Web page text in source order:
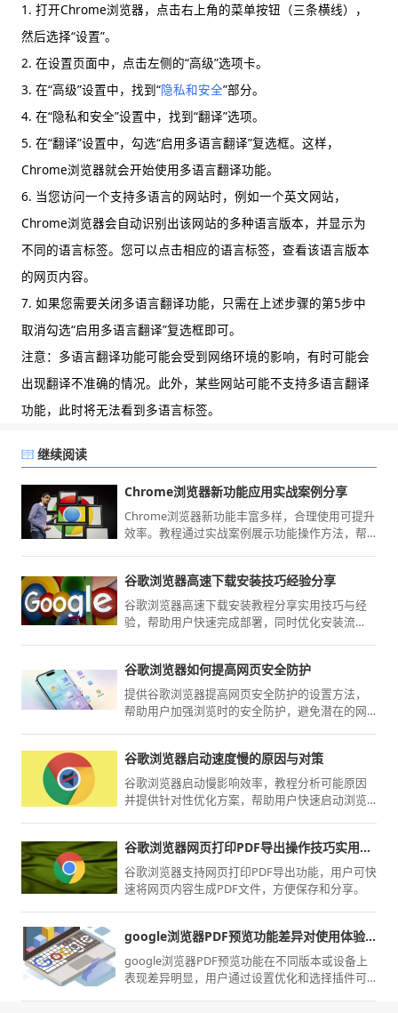
1. 打开Chrome浏览器，点击右上角的菜单按钮（三条横线），
然后选择“设置”。
2. 在设置页面中，点击左侧的“高级”选项卡。
3. 在“高级”设置中，找到“隐私和安全”部分。
4. 在“隐私和安全”设置中，找到“翻译”选项。
5. 在“翻译”设置中，勾选“启用多语言翻译”复选框。这样，
Chrome浏览器就会开始使用多语言翻译功能。
6. 当您访问一个支持多语言的网站时，例如一个英文网站，
Chrome浏览器会自动识别出该网站的多种语言版本，并显示为
不同的语言标签。您可以点击相应的语言标签，查看该语言版本
的网页内容。
7. 如果您需要关闭多语言翻译功能，只需在上述步骤的第5步中
取消勾选“启用多语言翻译”复选框即可。
注意：多语言翻译功能可能会受到网络环境的影响，有时可能会
出现翻译不准确的情况。此外，某些网站可能不支持多语言翻译
功能，此时将无法看到多语言标签。
继续阅读
Chrome浏览器新功能应用实战案例分享
Chrome浏览器新功能丰富多样，合理使用可提升
效率。教程通过实战案例展示功能操作方法，帮
谷歌浏览器高速下载安装技巧经验分享
谷歌浏览器高速下载安装教程分享实用技巧与经
验，帮助用户快速完成部署，同时优化安装流
谷歌浏览器如何提高网页安全防护
提供谷歌浏览器提高网页安全防护的设置方法，
帮助用户加强浏览时的安全防护，避免潜在的网
谷歌浏览器启动速度慢的原因与对策
谷歌浏览器启动慢影响效率，教程分析可能原因
并提供针对性优化方案，帮助用户快速启动浏览
谷歌浏览器网页打印PDF导出操作技巧实用教程
谷歌浏览器支持网页打印PDF导出功能，用户可快
速将网页内容生成PDF文件，方便保存和分享。
google浏览器PDF预览功能差异对使用体验影响大吗
google浏览器PDF预览功能在不同版本或设备上
表现差异明显，用户通过设置优化和选择插件可